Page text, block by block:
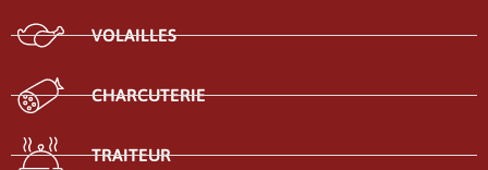
VOLAILLES
CHARCUTERIE
TRAITEUR